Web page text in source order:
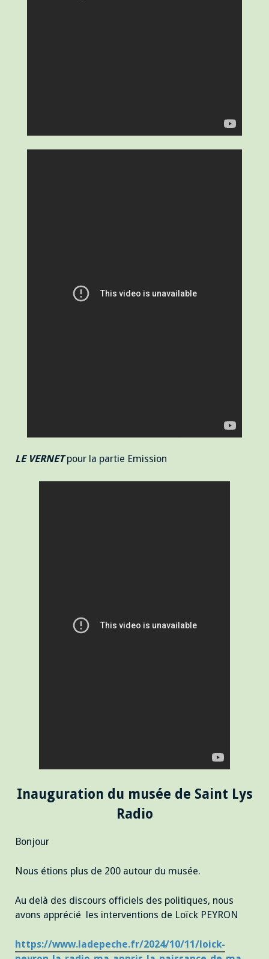
LE VERNET pour la partie Emission
Inauguration du musée de Saint Lys
Radio
Bonjour
Nous étions plus de 200 autour du musée.
Au delà des discours officiels des politiques, nous
avons apprécié les interventions de Loïck PEYRON
https://www.ladepeche.fr/2024/10/11/loick-